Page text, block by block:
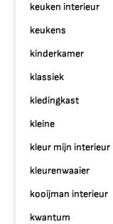
keuken interieur
keukens
kinderkamer
klassiek
kledingkast
kleine
kleur mijn interieur
kleurenwaaier
kooijman interieur
kwantum